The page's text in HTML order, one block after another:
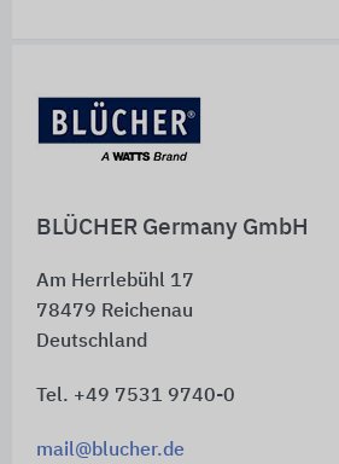
BLÜCHER Germany GmbH
Am Herrlebühl 17
78479 Reichenau
Deutschland
Tel. +49 7531 9740-0
mail@blucher.de
Schnelleinstiege